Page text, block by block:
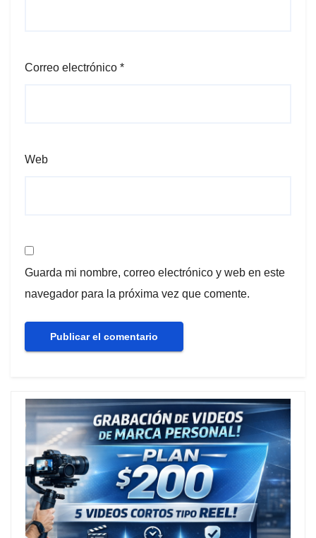
Correo electrónico *
Web
Guarda mi nombre, correo electrónico y web en este
navegador para la próxima vez que comente.